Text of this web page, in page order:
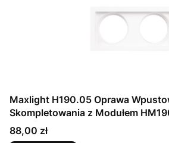
Maxlight H190.05 Oprawa
Skompletowania z Modułem
Cena
88,00 zł